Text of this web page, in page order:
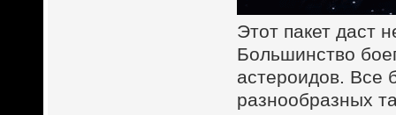
Этот пакет даст
Большинство
астероидов. Все
разнообразных